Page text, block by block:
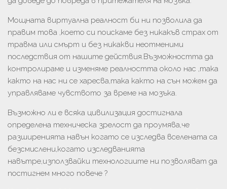
Мощната виртуална реалност би ни позволила да
правим това ,което си поискаме без никакъв страх от
травма или смърт и без никакви неотменими
последствия от нашите действия.Възможността да
контролираме и изменяме реалността около нас ,така
както на нас ни се харесва,така както на сън можем да
управляваме чувството за време на мозъка.
Възможно ли е всяка цивилизация достигнала
определена техническа зрелост да проумява,че
разширенията навън когато се изследва вселената са
безсмислени,когато изследванията
навътре,използвайки технологиите ни позволяват да
постигнем много повече ?